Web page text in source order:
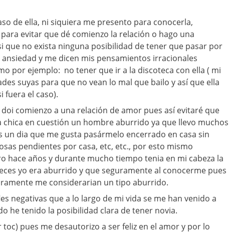
de ella, ni siquiera me presento para conocerla,
evitar que dé comienzo la relación o hago una
que no exista ninguna posibilidad de tener que pasar por
y me dicen mis pensamientos irracionales
por ejemplo: no tener que ir a la discoteca con ella ( mi
suyas para que no vean lo mal que bailo y así que ella
fuera el caso).
comienzo a una relación de amor pues así evitaré que
chica en cuestión un hombre aburrido ya que llevo muchos
un dia que me gusta pasármelo encerrado en casa sin
pendientes por casa, etc, etc., por esto mismo
hace años y durante mucho tiempo tenia en mi cabeza la
yo era aburrido y que seguramente al conocerme pues
me considerarian un tipo aburrido.
negativas que a lo largo de mi vida se me han venido a
he tenido la posibilidad clara de tener novia.
pues me desautorizo a ser feliz en el amor y por lo